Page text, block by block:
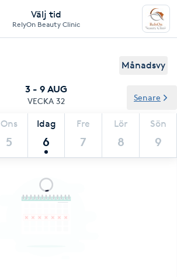
Välj tid
RelyOn Beauty Clinic
Månadsvy
3 - 9 AUG
VECKA 32
Ons
5
Idag
6
Fre
7
Lör
8
Sön
9
Senare